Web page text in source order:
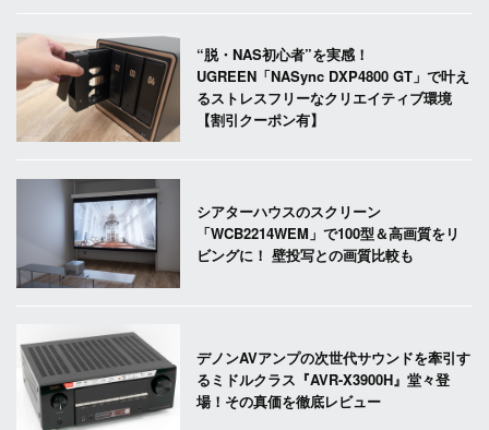
“脱・NAS初心者”を実感！
UGREEN「NASync DXP4800 GT」で叶え
るストレスフリーなクリエイティブ環境
【割引クーポン有】
シアターハウスのスクリーン
「WCB2214WEM」で100型＆高画質をリ
ビングに！ 壁投写との画質比較も
デノンAVアンプの次世代サウンドを牽引す
るミドルクラス『AVR-X3900H』堂々登
場！その真価を徹底レビュー